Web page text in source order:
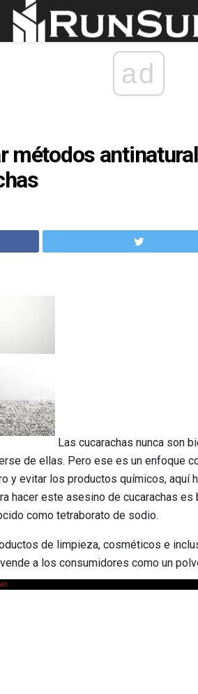
ad
métodos
Las cucarachas nunca son
de ellas. Pero ese es un enfoque
y evitar los productos químicos, aquí
hacer este asesino de cucarachas es
como tetraborato de sodio.
de limpieza, cosméticos e
a los consumidores como un